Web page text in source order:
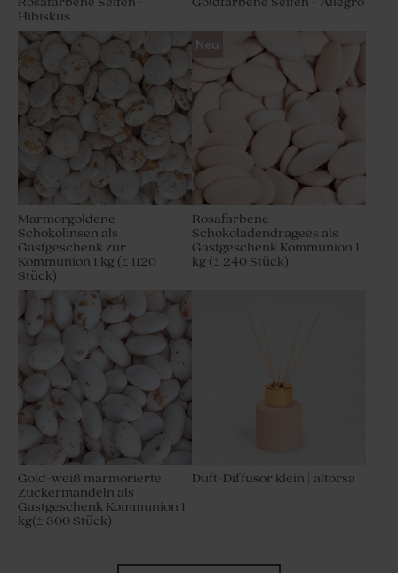
Hibiskus
Marmorgoldene
Schokolinsen als
Gastgeschenk zur
Kommunion 1 kg (± 1120
Stück)
Neu
Rosafarbene
Schokoladendragees als
Gastgeschenk Kommunion 1
kg (± 240 Stück)
Gold-weiß marmorierte
Zuckermandeln als
Gastgeschenk Kommunion 1
kg(± 300 Stück)
Duft-Diffusor klein | altorsa